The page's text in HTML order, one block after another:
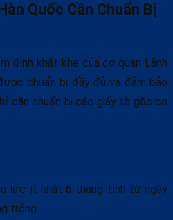
Quốc Cần Chuẩn Bị
định khắt khe của cơ quan Lãnh
chuẩn bị đầy đủ và đảm bảo
cần chuẩn bị các giấy tờ gốc cơ
lực ít nhất 6 tháng tính từ ngày
trống.